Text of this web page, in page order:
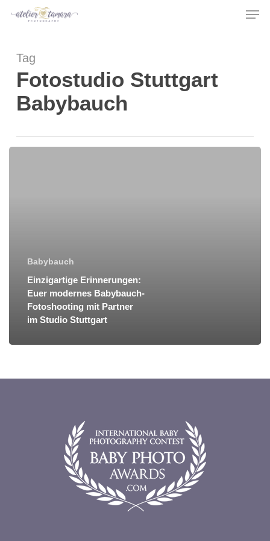
content
Tag
Fotostudio Stuttgart
Babybauch
Babybauch
Einzigartige Erinnerungen:
Euer modernes Babybauch-
Fotoshooting mit Partner
im Studio Stuttgart